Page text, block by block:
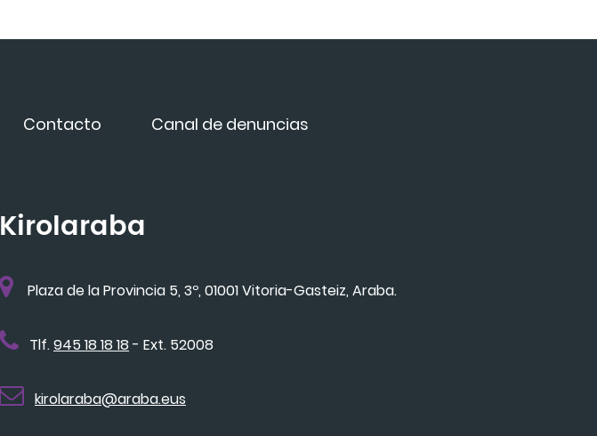
Contacto Canal de denuncias
Kirolaraba
Plaza de la Provincia 5, 3º, 01001 Vitoria-Gasteiz, Araba.
Tlf.945 18 18 18 - Ext. 52008
kirolaraba@araba.eus